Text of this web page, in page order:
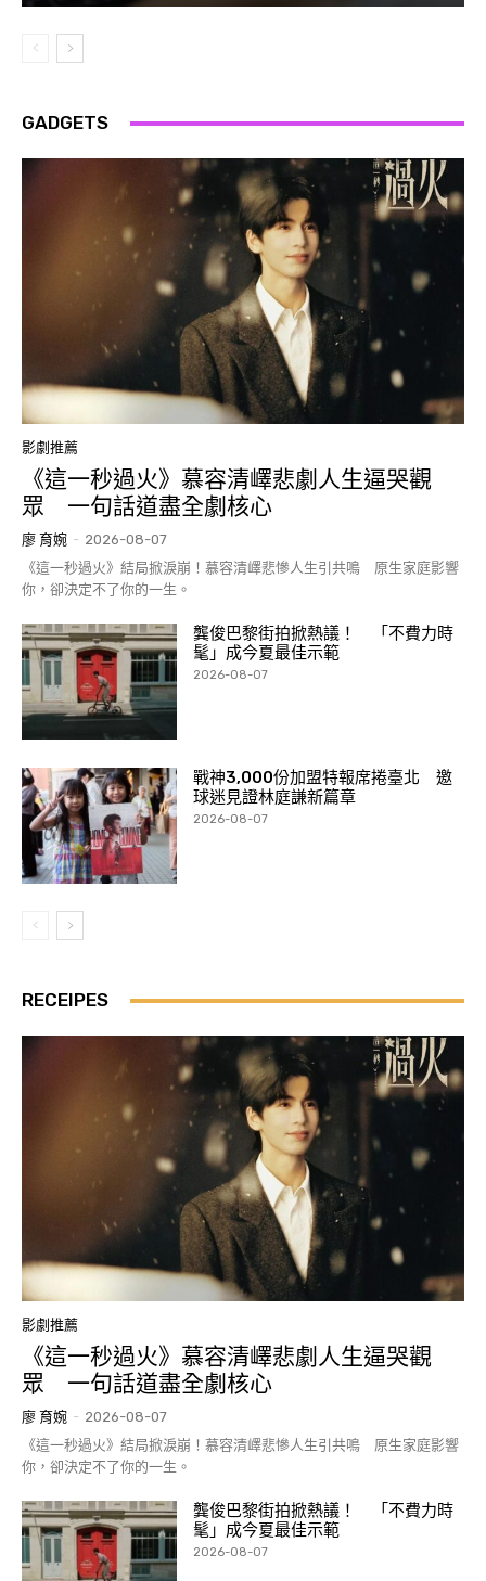
GADGETS
影劇推薦
《這一秒過火》慕容清嶧悲劇人生逼哭觀
眾 一句話道盡全劇核心
廖 育婉 - 2026-08-07
《這一秒過火》結局掀淚崩！慕容清嶧悲慘人生引共鳴 原生家庭影響
你，卻決定不了你的一生。
龔俊巴黎街拍掀熱議！ 「不費力時
髦」成今夏最佳示範
2026-08-07
戰神3,000份加盟特報席捲臺北 邀
球迷見證林庭謙新篇章
2026-08-07
RECEIPES
影劇推薦
《這一秒過火》慕容清嶧悲劇人生逼哭觀
眾 一句話道盡全劇核心
廖 育婉 - 2026-08-07
《這一秒過火》結局掀淚崩！慕容清嶧悲慘人生引共鳴 原生家庭影響
你，卻決定不了你的一生。
龔俊巴黎街拍掀熱議！ 「不費力時
髦」成今夏最佳示範
2026-08-07